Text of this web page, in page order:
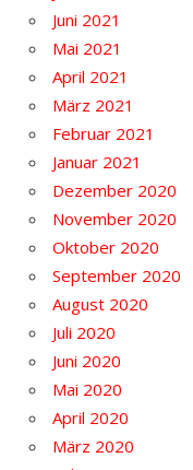
Juni 2021
Mai 2021
April 2021
März 2021
Februar 2021
Januar 2021
Dezember 2020
November 2020
Oktober 2020
September 2020
August 2020
Juli 2020
Juni 2020
Mai 2020
April 2020
März 2020